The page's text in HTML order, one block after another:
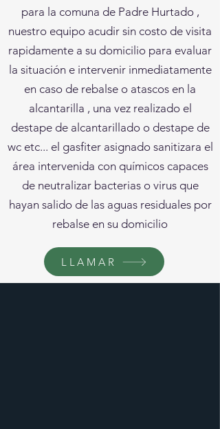
para la comuna de Padre Hurtado ,
nuestro equipo acudir sin costo de visita
rapidamente a su domicilio para evaluar
la situación e intervenir inmediatamente
en caso de rebalse o atascos en la
alcantarilla , una vez realizado el
destape de alcantarillado o destape de
wc etc... el gasfiter asignado sanitizara el
área intervenida con químicos capaces
de neutralizar bacterias o virus que
hayan salido de las aguas residuales por
rebalse en su domicilio
LLAMAR